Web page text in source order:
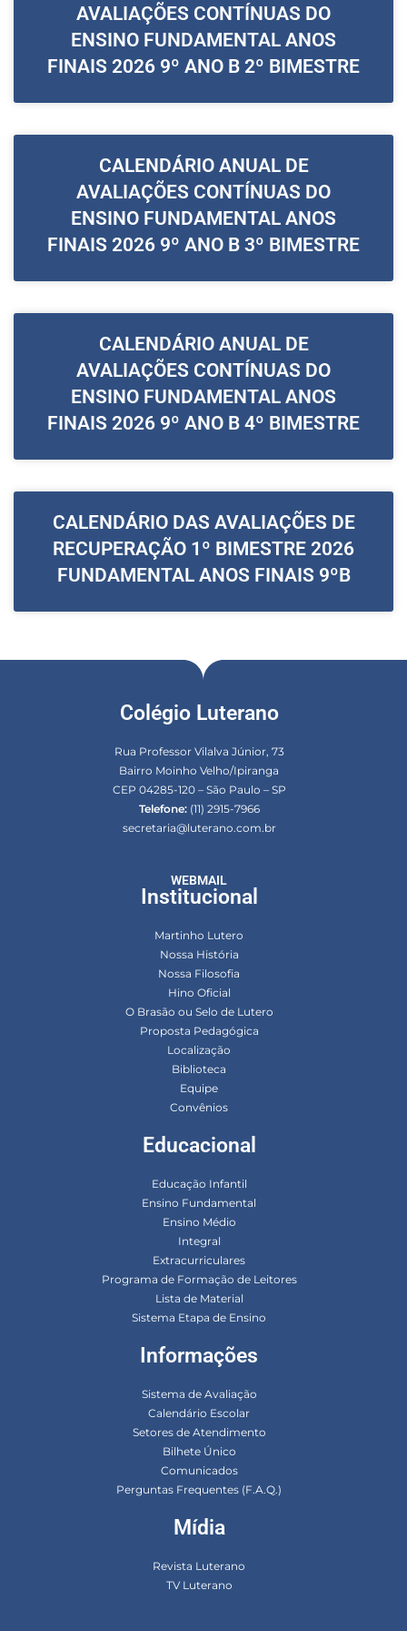
AVALIAÇÕES CONTÍNUAS DO
ENSINO FUNDAMENTAL ANOS
FINAIS 2026 9º ANO B 2º BIMESTRE
CALENDÁRIO ANUAL DE
AVALIAÇÕES CONTÍNUAS DO
ENSINO FUNDAMENTAL ANOS
FINAIS 2026 9º ANO B 3º BIMESTRE
CALENDÁRIO ANUAL DE
AVALIAÇÕES CONTÍNUAS DO
ENSINO FUNDAMENTAL ANOS
FINAIS 2026 9º ANO B 4º BIMESTRE
CALENDÁRIO DAS AVALIAÇÕES DE
RECUPERAÇÃO 1º BIMESTRE 2026
FUNDAMENTAL ANOS FINAIS 9ºB
Colégio Luterano
Rua Professor Vilalva Júnior, 73
Bairro Moinho Velho/Ipiranga
CEP 04285-120 – São Paulo – SP
Telefone:(11) 2915-7966
secretaria@luterano.com.br
WEBMAIL
Institucional
Martinho Lutero
Nossa História
Nossa Filosofia
Hino Oficial
O Brasão ou Selo de Lutero
Proposta Pedagógica
Localização
Biblioteca
Equipe
Convênios
Educacional
Educação Infantil
Ensino Fundamental
Ensino Médio
Integral
Extracurriculares
Programa de Formação de Leitores
Lista de Material
Sistema Etapa de Ensino
Informações
Sistema de Avaliação
Calendário Escolar
Setores de Atendimento
Bilhete Único
Comunicados
Perguntas Frequentes (F.A.Q.)
Mídia
Revista Luterano
TV Luterano